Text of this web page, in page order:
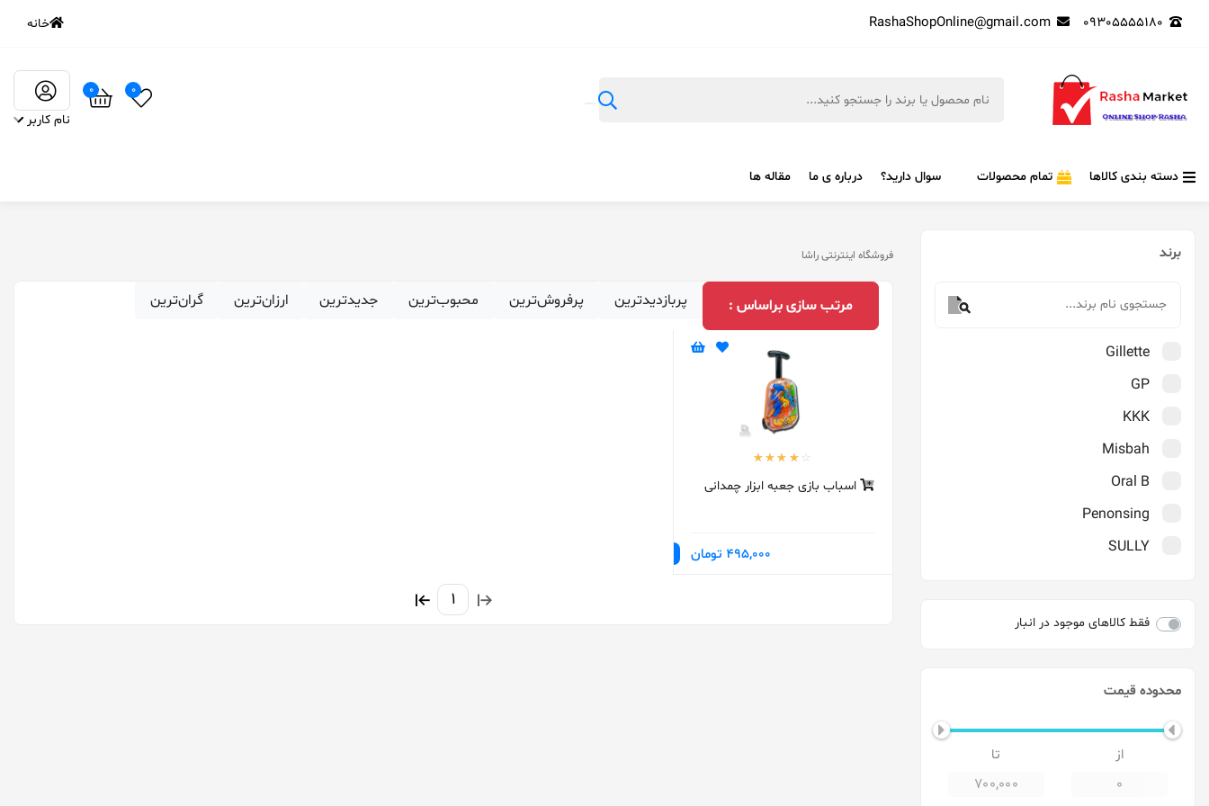
09305555180
RashaShopOnline@gmail.com خانه
0
0
نام کاربر
دسته بندی کالاها تمام محصولات سوال دارید؟ درباره ی ما مقاله ها
برند
Gillette
GP
KKK
Misbah
Oral B
Penonsing
SULLY
فقط کالاهای موجود در انبار
محدوده قیمت
فروشگاه اینترنتی راشا
مرتب‌ سازی براساس : پربازدیدترین پرفروش‌ترین محبوب‌ترین ‌جدیدترین ارزان‌ترین گران‌ترین
اسباب بازی جعبه ابزار چمدانی
495,000 تومان
1